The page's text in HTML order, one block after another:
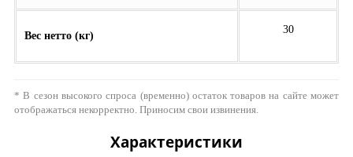
Вес нетто (кг) 30
* В сезон высокого спроса (временно) остаток товаров на сайте может
отображаться некорректно. Приносим свои извинения.
Характеристики